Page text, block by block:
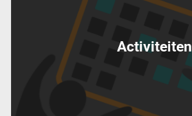
Activiteiten